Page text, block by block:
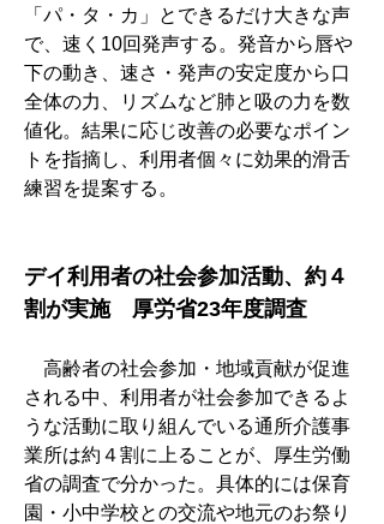
「パ・タ・カ」とできるだけ大きな声
で、速く10回発声する。発音から唇や
下の動き、速さ・発声の安定度から口
全体の力、リズムなど肺と吸の力を数
値化。結果に応じ改善の必要なポイン
トを指摘し、利用者個々に効果的滑舌
練習を提案する。
デイ利用者の社会参加活動、約４
割が実施　厚労省23年度調査
高齢者の社会参加・地域貢献が促進
される中、利用者が社会参加できるよ
うな活動に取り組んでいる通所介護事
業所は約４割に上ることが、厚生労働
省の調査で分かった。具体的には保育
園・小中学校との交流や地元のお祭り